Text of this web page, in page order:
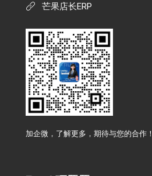
芒果店长ERP
加企微，了解更多，期待与您的合作！